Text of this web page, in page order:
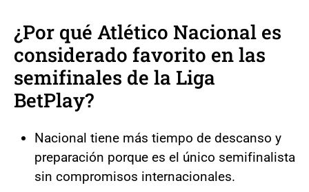
¿Por qué Atlético Nacional es
considerado favorito en las
semifinales de la Liga
BetPlay?
Nacional tiene más tiempo de descanso y
preparación porque es el único semifinalista
sin compromisos internacionales.